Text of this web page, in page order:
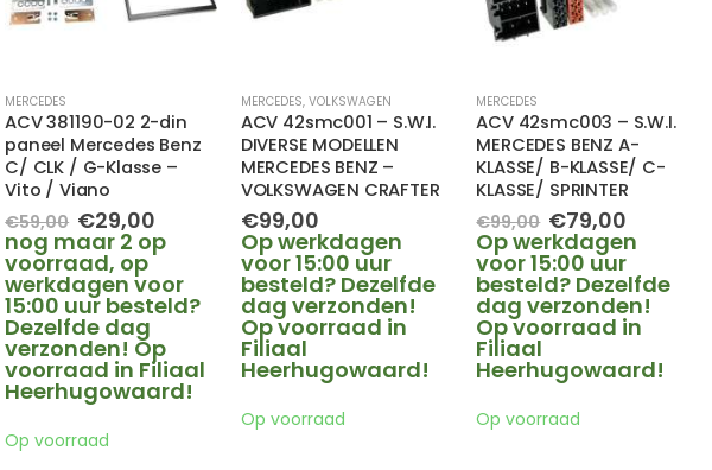
MERCEDES
ACV 381190-02 2-din
paneel Mercedes Benz
C/ CLK / G-Klasse –
Vito / Viano
€59,00 Oorspronkelijke
prijs
was:
€59,00.
€29,00
prijs
is:
€29,00.
nog maar 2 op
voorraad, op
werkdagen voor
15:00 uur besteld?
Dezelfde dag
verzonden! Op
voorraad in Filiaal
Heerhugowaard!
Op voorraad
MERCEDES, VOLKSWAGEN
ACV 42smc001 – S.W.I.
DIVERSE MODELLEN
MERCEDES BENZ –
VOLKSWAGEN CRAFTER
€99,00
Op werkdagen
voor 15:00 uur
besteld? Dezelfde
dag verzonden!
Op voorraad in
Filiaal
Heerhugowaard!
Op voorraad
MERCEDES
ACV 42smc003 – S.W.I.
MERCEDES BENZ A-
KLASSE/ B-KLASSE/ C-
KLASSE/ SPRINTER
€99,00
prijs
was:
€99,00.
€79,00
prijs
is:
€79,00.
Op werkdagen
voor 15:00 uur
besteld? Dezelfde
dag verzonden!
Op voorraad in
Filiaal
Heerhugowaard!
Op voorraad